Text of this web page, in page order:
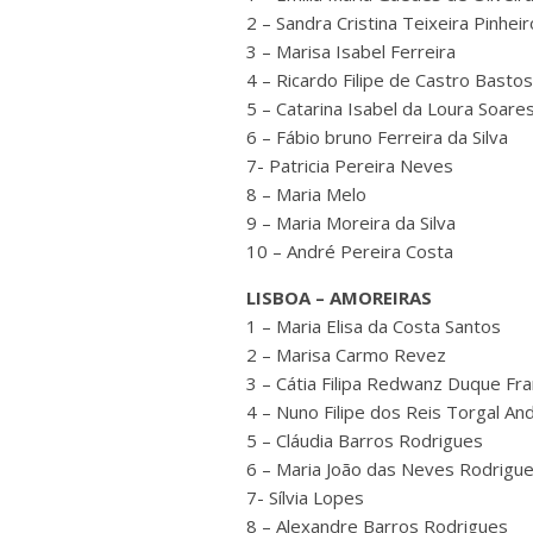
2 – Sandra Cristina Teixeira
3 – Marisa Isabel Ferreira
4 – Ricardo Filipe de Castro Bastos
5 – Catarina Isabel da Loura Soares
6 – Fábio bruno Ferreira da Silva
7- Patricia Pereira Neves
8 – Maria Melo
9 – Maria Moreira da Silva
10 – André Pereira Costa
LISBOA – AMOREIRAS
1 – Maria Elisa da Costa Santos
2 – Marisa Carmo Revez
3 – Cátia Filipa Redwanz Duque
4 – Nuno Filipe dos Reis Torgal
5 – Cláudia Barros Rodrigues
6 – Maria João das Neves
7- Sílvia Lopes
8 – Alexandre Barros Rodrigues